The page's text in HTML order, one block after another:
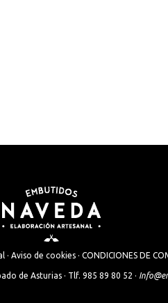
· Aviso de cookies· CONDICIONES DE
de Asturias · Tlf. 985 89 80 52 ·